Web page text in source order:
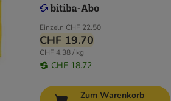
Einzeln CHF 22.50
CHF 19.70
CHF 4.38 / kg
CHF 18.72
Zum Warenkorb